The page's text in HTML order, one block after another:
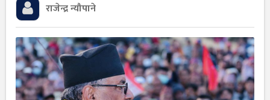
राजेन्द्र न्यौपाने